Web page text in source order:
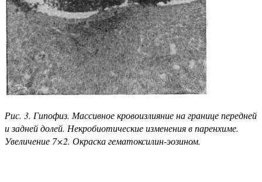
Рис. 3. Гипофиз. Массивное кровоизлияние на границе передней
и задней долей. Некробиотические изменения в паренхиме.
Увеличение 7×2. Окраска гематоксилин-эозином.